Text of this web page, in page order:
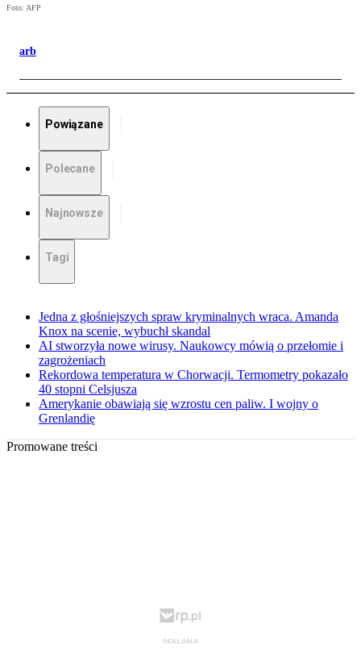
Foto: AFP
arb
Powiązane
Polecane
Najnowsze
Tagi
Jedna z głośniejszych spraw kryminalnych wraca. Amanda
Knox na scenie, wybuchł skandal
AI stworzyła nowe wirusy. Naukowcy mówią o przełomie i
zagrożeniach
Rekordowa temperatura w Chorwacji. Termometry pokazało
40 stopni Celsjusza
Amerykanie obawiają się wzrostu cen paliw. I wojny o
Grenlandię
Promowane treści